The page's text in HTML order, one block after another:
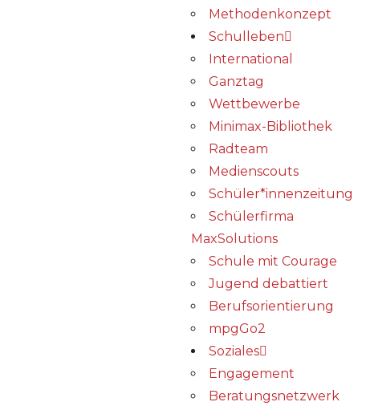
Methodenkonzept
Schulleben
International
Ganztag
Wettbewerbe
Minimax-Bibliothek​
Radteam
Medienscouts
Schüler*innenzeitung
Schülerfirma
MaxSolutions
Schule mit Courage
Jugend debattiert
Berufsorientierung
mpgGo2
Soziales
Engagement
Beratungsnetzwerk